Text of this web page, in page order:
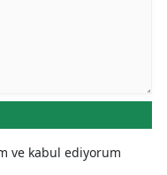
ve kabul ediyorum